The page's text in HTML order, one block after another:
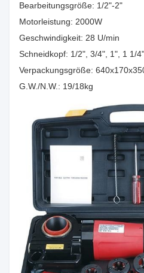
Bearbeitungsgröße: 1/2"-2"
Motorleistung: 2000W
Geschwindigkeit: 28 U/min
Schneidkopf: 1/2", 3/4", 1", 1 1/
Verpackungsgröße:
G.W./N.W.: 19/18kg